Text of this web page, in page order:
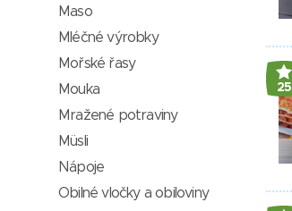
25
Maso
Mléčné výrobky
Mořské řasy
Mouka
Mražené potraviny
Müsli
Nápoje
Obilné vločky a obiloviny